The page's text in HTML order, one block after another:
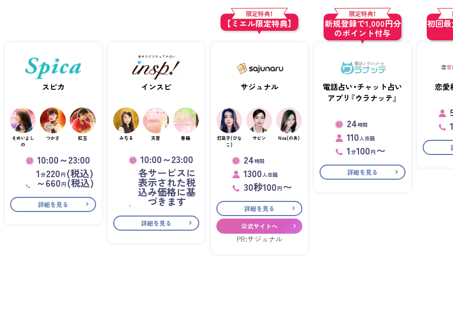
スピカ
そめいよし
の
つかさ 紅玉
10:00～23:00
1分220 円 (税込)
～660 円 (税込)
詳細を見る
インスピ
みちる 天音 春陽
10:00～23:00
各サービスに
表示された税
込み価格に基
づきます
詳細を見る
限定特典！
【ミエル限定特典】
サジュナル
灯凪子(ひな
こ)
サビン Noa(のあ)
24 時間
1300人在籍
30秒100 円 〜
詳細を見る
公式サイトへ
PR:サジュナル
限定特典！
新規登録で1,000円分
のポイント付与
電話占い・チャット占い
アプリ『ウラナッテ』
24 時間
110人在籍
1分100 円 〜
詳細を見る
初回
恋愛
1